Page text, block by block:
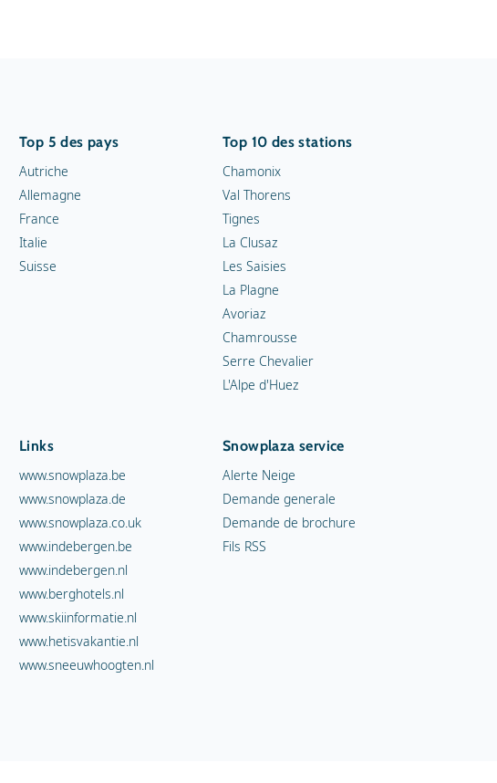
Top 5 des pays
Autriche
Allemagne
France
Italie
Suisse
Top 10 des stations
Chamonix
Val Thorens
Tignes
La Clusaz
Les Saisies
La Plagne
Avoriaz
Chamrousse
Serre Chevalier
L'Alpe d'Huez
Links
www.snowplaza.be
www.snowplaza.de
www.snowplaza.co.uk
www.indebergen.be
www.indebergen.nl
www.berghotels.nl
www.skiinformatie.nl
www.hetisvakantie.nl
www.sneeuwhoogten.nl
Snowplaza service
Alerte Neige
Demande generale
Demande de brochure
Fils RSS